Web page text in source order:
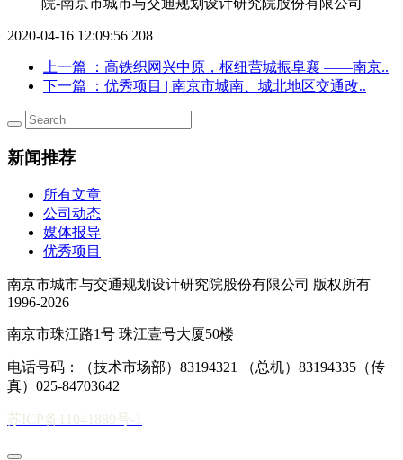
2020-04-16 12:09:56 208
上一篇
：高铁织网兴中原，枢纽营城振阜襄 ——南京..
下一篇
：优秀项目 | 南京市城南、城北地区交通改..
新闻推荐
所有文章
公司动态
媒体报导
优秀项目
南京市城市与交通规划设计研究院股份有限公司 版权所有
1996-2026
南京市珠江路1号 珠江壹号大厦50楼
电话号码：（技术市场部）83194321 （总机）83194335（传
真）025-84703642
苏ICP备11041889号-1